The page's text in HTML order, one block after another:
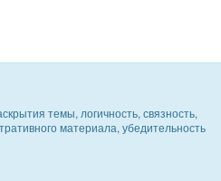
темы, логичность, связность,
материала, убедительность